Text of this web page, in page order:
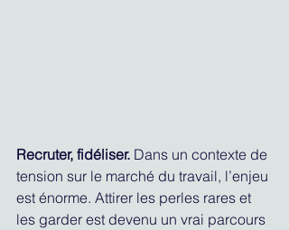
Recruter, fidéliser. Dans un contexte de
tension sur le marché du travail, l’enjeu
est énorme. Attirer les perles rares et
les garder est devenu un vrai parcours